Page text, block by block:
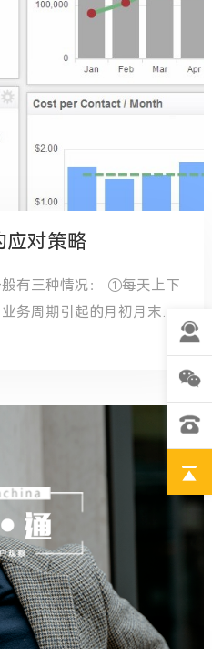
应对策略
有三种情况： ①每天上下
务周期引起的月初月末或
律的突发高峰。